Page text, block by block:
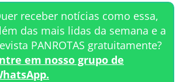
receber notícias como essa,
das mais lidas da semana e a
PANROTAS gratuitamente?
em nosso grupo de